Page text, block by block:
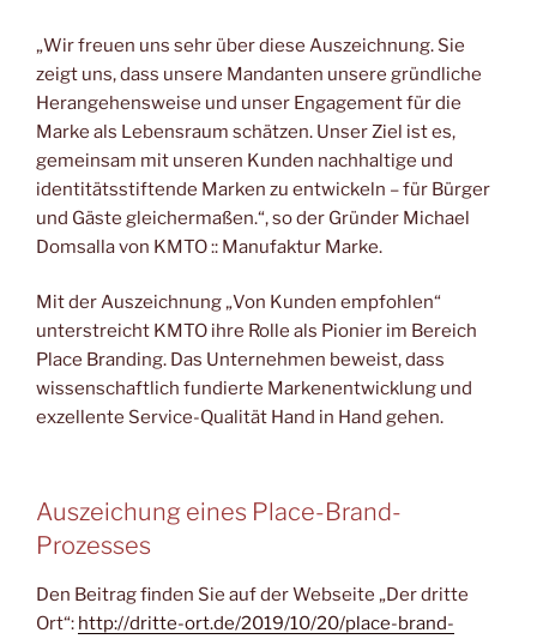
„Wir freuen uns sehr über diese Auszeichnung. Sie
zeigt uns, dass unsere Mandanten unsere gründliche
Herangehensweise und unser Engagement für die
Marke als Lebensraum schätzen. Unser Ziel ist es,
gemeinsam mit unseren Kunden nachhaltige und
identitätsstiftende Marken zu entwickeln – für Bürger
und Gäste gleichermaßen.“, so der Gründer Michael
Domsalla von KMTO :: Manufaktur Marke.
Mit der Auszeichnung „Von Kunden empfohlen“
unterstreicht KMTO ihre Rolle als Pionier im Bereich
Place Branding. Das Unternehmen beweist, dass
wissenschaftlich fundierte Markenentwicklung und
exzellente Service-Qualität Hand in Hand gehen.
Auszeichung eines Place-Brand-
Prozesses
Den Beitrag finden Sie auf der Webseite „Der dritte
Ort“: http://dritte-ort.de/2019/10/20/place-brand-